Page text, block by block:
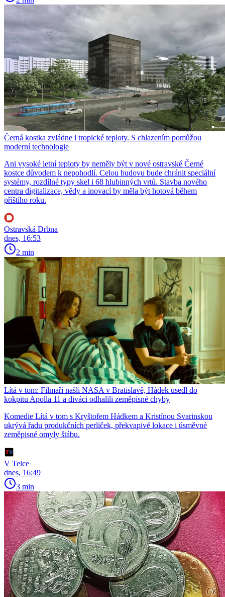
Černá kostka zvládne i tropické teploty. S chlazením pomůžou
moderní technologie
Ani vysoké letní teploty by neměly být v nové ostravské Černé
kostce důvodem k nepohodlí. Celou budovu bude chránit speciální
systémy, rozdílné typy skel i 68 hlubinných vrtů. Stavba nového
centra digitalizace, vědy a inovací by měla být hotová během
příštího roku.
Ostravská Drbna
dnes, 16:53
2 min
Lítá v tom: Filmaři našli NASA v Bratislavě, Hádek usedl do
kokpitu Apolla 11 a diváci odhalili zeměpisné chyby
Komedie Lítá v tom s Kryštofem Hádkem a Kristínou Svarinskou
ukrývá řadu produkčních perliček, překvapivé lokace i úsměvné
zeměpisné omyly štábu.
V Telce
dnes, 16:49
3 min